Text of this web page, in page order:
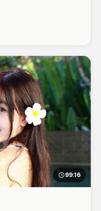
分别提供反差与喜剧/悬
度较高，适合周末一口气
99:16